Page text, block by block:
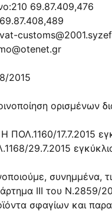
69.87.409,476
vat-
2015
ορισμένων
ΠΟΛ.1160/17.7.2015
29.7.2015
συνημμένα,
ΙΙΙ του
σφαγίων και